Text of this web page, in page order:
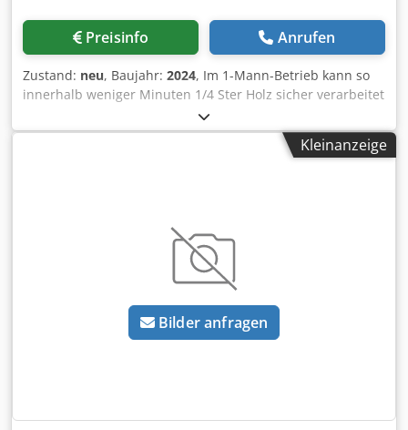
Preisinfo Anrufen
Zustand: neu, Baujahr: 2024, Im 1-Mann-Betrieb kann so
innerhalb weniger Minuten 1/4 Ster Holz sicher verarbeitet
werden. Wir empfehlen die Verwendung von Motorsägen
mit einer Leistung von 2,5 kW. Dedpfefnxnxex Abzokr Der
Junior Sägebock ist mit Schubkarrenräder ausgestattet.
Kleinanzeige
Bilder anfragen